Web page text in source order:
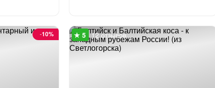
-10% 12 отзывов